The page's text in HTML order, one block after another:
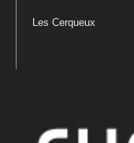
Les Cerqueux